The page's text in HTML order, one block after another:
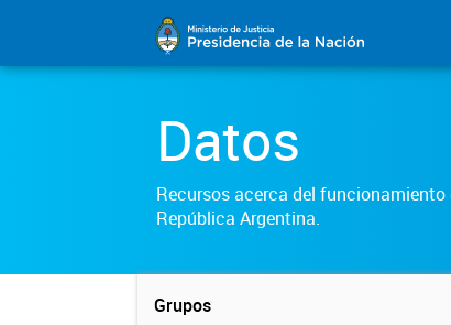
Datos
Recursos acerca del
República Argentina.
Grupos